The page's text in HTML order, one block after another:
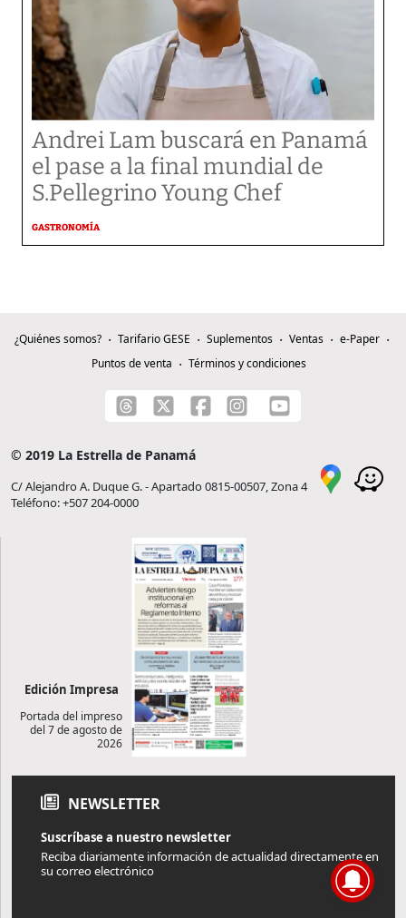
Andrei Lam buscará en Panamá
el pase a la final mundial de
S.Pellegrino Young Chef
GASTRONOMÍA
¿Quiénes somos? Tarifario GESE Suplementos Ventas
e-Paper
Puntos de venta
Términos y condiciones
© 2019 La Estrella de Panamá
C/ Alejandro A. Duque G. - Apartado 0815-00507, Zona 4
Teléfono: +507 204-0000
Edición Impresa
Portada del impreso
del 7 de agosto de
2026
NEWSLETTER
Suscríbase a nuestro newsletter
Reciba diariamente información de actualidad directamente en
su correo electrónico